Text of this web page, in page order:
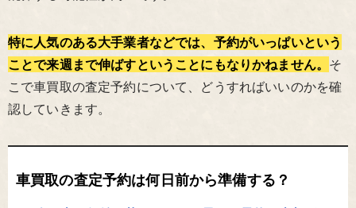
特に人気のある大手業者などでは、予約がいっぱいという
ことで来週まで伸ばすということにもなりかねません。 そ
こで車買取の査定予約について、どうすればいいのかを確
認していきます。
車買取の査定予約は何日前から準備する？